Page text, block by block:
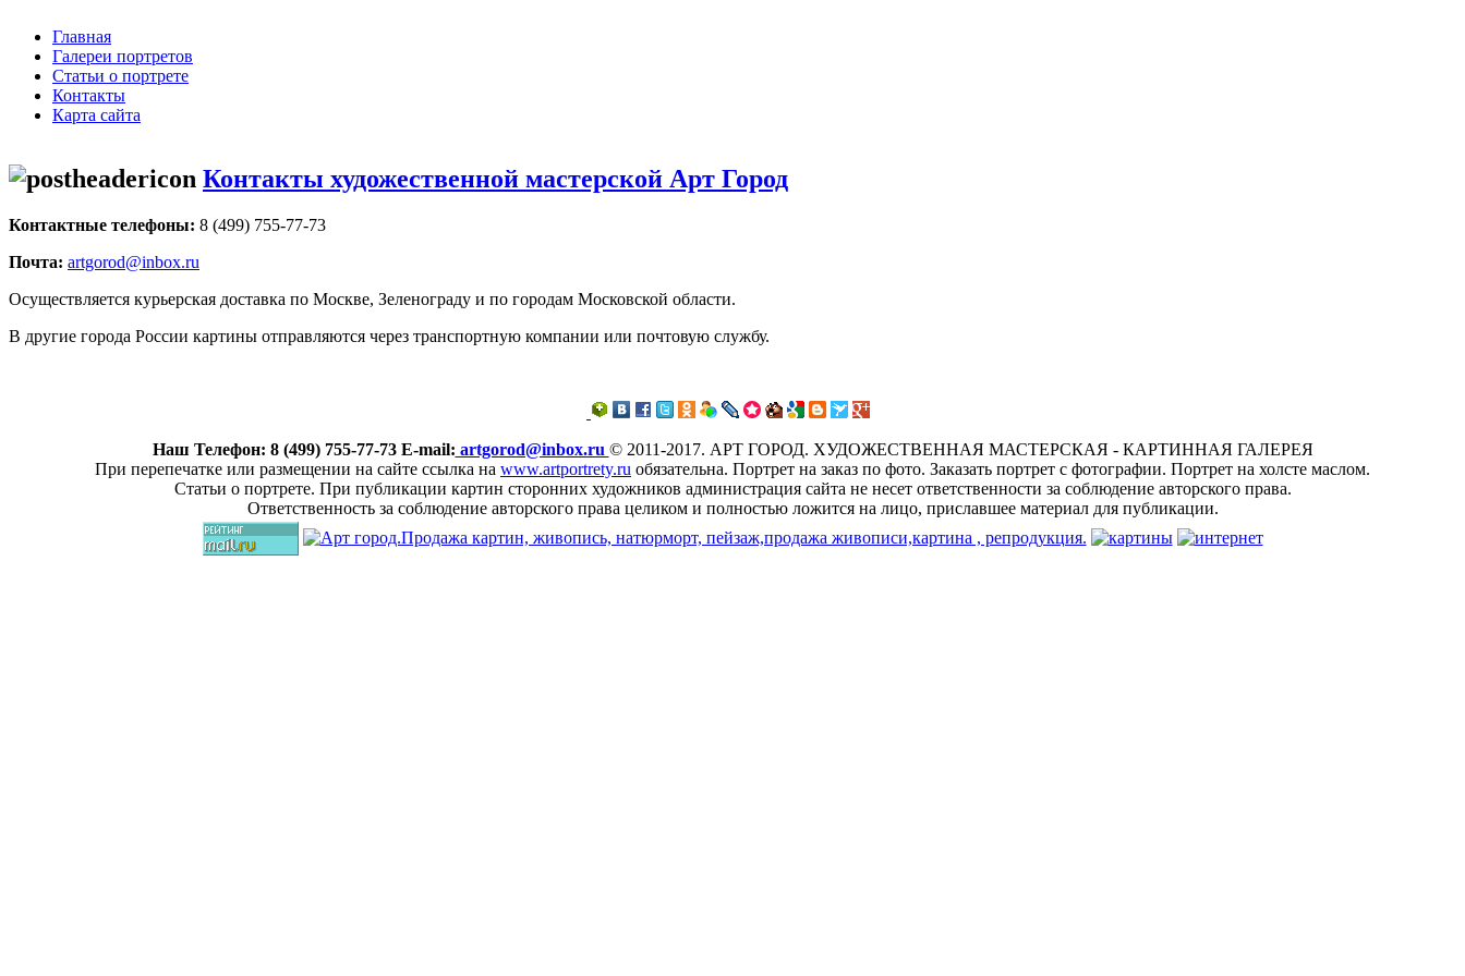
Главная
Галереи портретов
Статьи о портрете
Контакты
Карта сайта
Контакты художественной мастерской Арт Город
Контактные телефоны: 8 (499) 755-77-73
Почта: artgorod@inbox.ru
Осуществляется курьерская доставка по Москве, Зеленограду и по городам Московской области.
В другие города России картины отправляются через транспортную компании или почтовую службу.
Наш Телефон: 8 (499) 755-77-73 E-mail: artgorod@inbox.ru © 2011-2017. АРТ ГОРОД. ХУДОЖЕСТВЕННАЯ МАСТЕРСКАЯ - КАРТИННАЯ ГАЛЕРЕЯ
При перепечатке или размещении на сайте ссылка на www.artportrety.ru обязательна. Портрет на заказ по фото. Заказать портрет с фотографии. Портрет на холсте маслом.
Статьи о портрете. При публикации картин сторонних художников администрация сайта не несет ответственности за соблюдение авторского права.
Ответственность за соблюдение авторского права целиком и полностью ложится на лицо, приславшее материал для публикации.